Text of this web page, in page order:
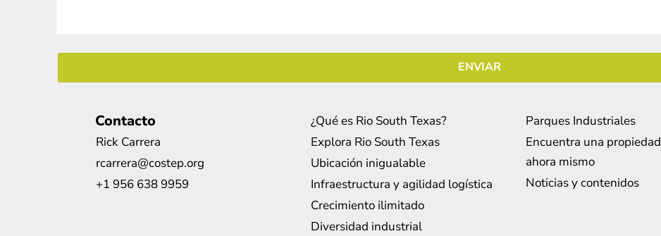
Contacto
Rick Carrera
rcarrera@costep.org
+1 956 638 9959
¿Qué es Rio South Texas?
Explora Rio South Texas
Ubicación inigualable
Infraestructura y agilidad logística
Crecimiento ilimitado
Diversidad industrial
Parques Industriales
Encuentra una propiedad
ahora mismo
Noticias y contenidos